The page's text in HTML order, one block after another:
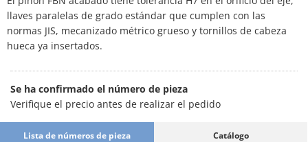
llaves paralelas de grado estándar que cumplen con las
normas JIS, mecanizado métrico grueso y tornillos de cabeza
hueca ya insertados.
Se ha confirmado el número de pieza
Verifique el precio antes de realizar el pedido
Lista de números de pieza Catálogo